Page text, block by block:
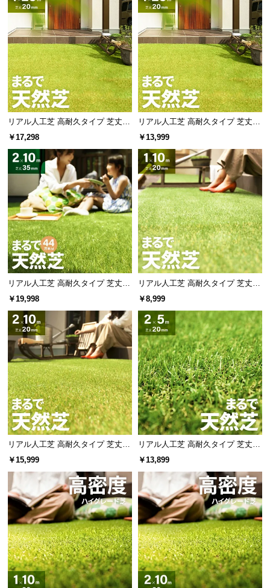
リアル人工芝 高耐久タイプ 芝丈20
mm 1×20m 防草シート付（自然な
￥17,298
リアル人工芝 高耐久タイプ 芝丈20
mm 1×20m（自然な見た目を追
￥13,999
リアル人工芝 高耐久タイプ 芝丈35
mm 2×10m 防草シート付（自然な
見た目追求・U字ピン）
￥19,998
リアル人工芝 高耐久タイプ 芝丈20
mm 1×10m（自然な見た目を追
求・U字ピン付属）
￥8,999
リアル人工芝 高耐久タイプ 芝丈20
mm 2×10m（自然な見た目を追
￥15,999
リアル人工芝 高耐久タイプ 芝丈20
mm 2×5m 防草シート付（自然な見
￥13,899